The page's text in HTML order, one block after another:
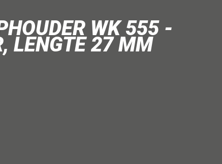
WK 555 -
LENGTE 27 MM